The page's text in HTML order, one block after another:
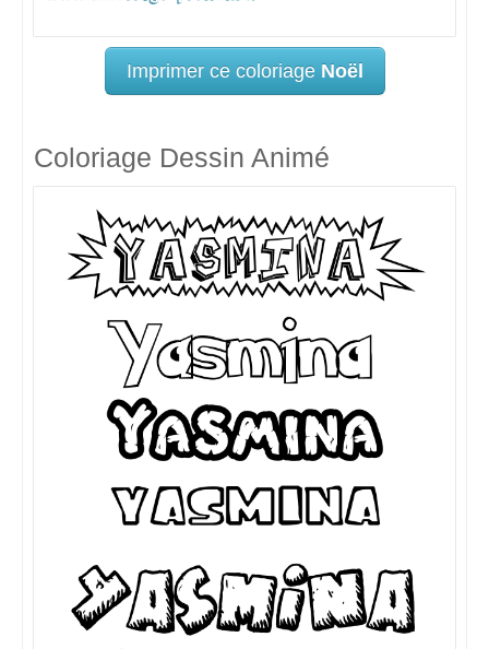
Imprimer ce coloriage Noël
Coloriage Dessin Animé